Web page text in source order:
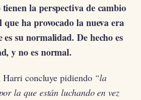
la perspectiva de cambio
que ha provocado la nueva era
su normalidad. De hecho es
y no es normal.
Harri concluye pidiendo “la
la que están luchando en vez